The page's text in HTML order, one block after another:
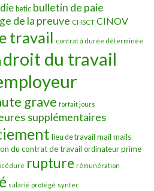
betic bulletin de paie
de la preuve CHSCT CINOV
travail contrat à durée déterminée
droit du travail
grave forfait jours
supplémentaires
lieu de travail mail mails
du contrat de travail ordinateur prime
rupture rémunération
salarié protégé syntec